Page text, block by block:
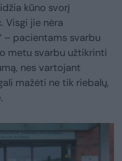
kūno svorį
Visgi jie nėra
– pacientams svarbu
metu svarbu užtikrinti
nes vartojant
mažėti ne tik riebalų,